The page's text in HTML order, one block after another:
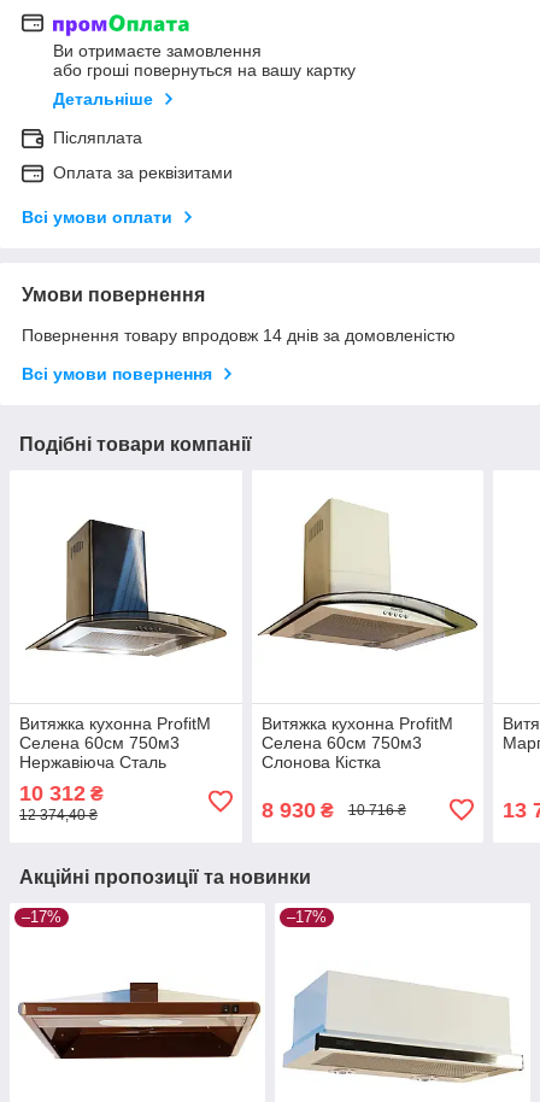
Ви отримаєте замовлення
або гроші повернуться на вашу картку
Детальніше
Післяплата
Оплата за реквізитами
Всі умови оплати
Умови повернення
Повернення товару впродовж 14 днів за домовленістю
Всі умови повернення
Подібні товари компанії
Витяжка кухонна ProfitM
Селена 60см 750м3
Нержавіюча Сталь
10 312 ₴
12 374,40 ₴
Витяжка кухонна ProfitM
Селена 60см 750м3
Слонова Кістка
8 930₴ 10 716 ₴ 13
Акційні пропозиції та новинки
–17% –17%